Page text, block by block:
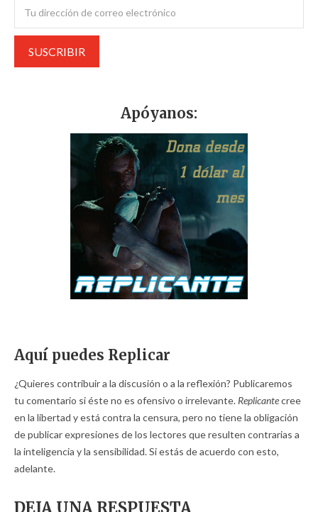
Apóyanos:
Aquí puedes Replicar
¿Quieres contribuir a la discusión o a la reflexión? Publicaremos
tu comentario si éste no es ofensivo o irrelevante. Replicantecree
en la libertad y está contra la censura, pero no tiene la obligación
de publicar expresiones de los lectores que resulten contrarias a
la inteligencia y la sensibilidad. Si estás de acuerdo con esto,
adelante.
DEJA UNA RESPUESTA